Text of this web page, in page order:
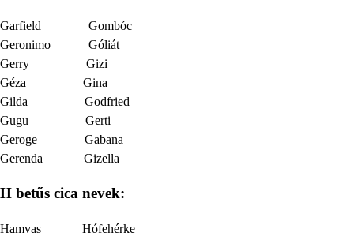
Garfield Gombóc
Geronimo Góliát
Gerry Gizi
Géza Gina
Gilda Godfried
Gugu Gerti
Geroge Gabana
Gerenda Gizella
H betűs cica nevek:
Hamvas Hófehérke